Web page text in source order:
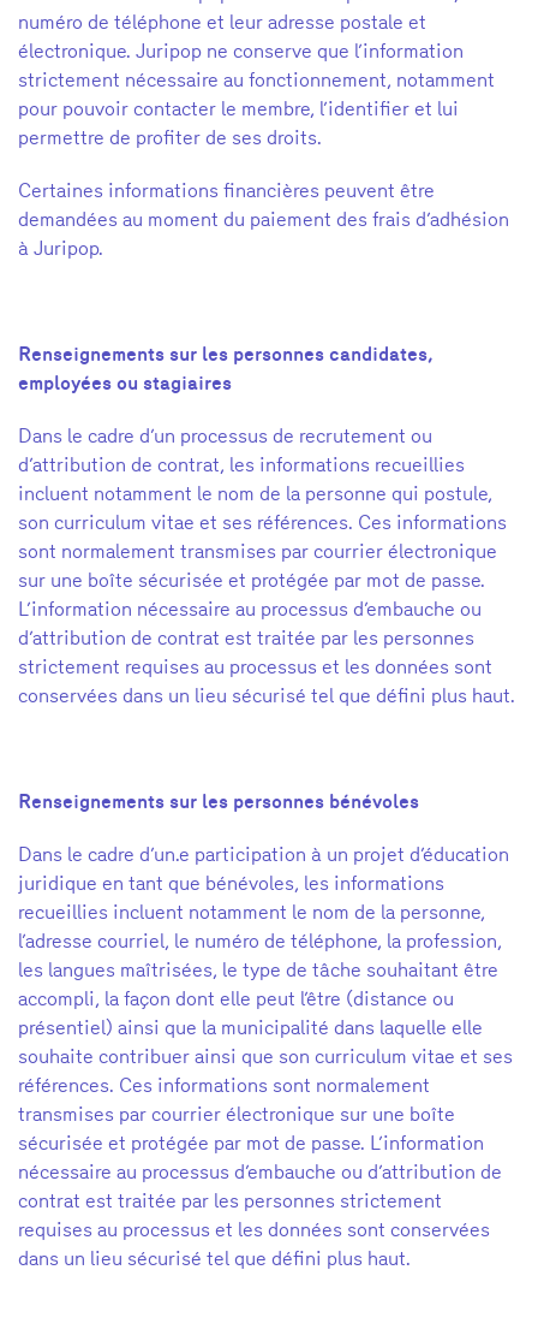
numéro de téléphone et leur adresse postale et
électronique. Juripop ne conserve que l’information
strictement nécessaire au fonctionnement, notamment
pour pouvoir contacter le membre, l’identifier et lui
permettre de profiter de ses droits.
Certaines informations financières peuvent être
demandées au moment du paiement des frais d’adhésion
à Juripop.
Renseignements sur les personnes candidates,
employées ou stagiaires
Dans le cadre d’un processus de recrutement ou
d’attribution de contrat, les informations recueillies
incluent notamment le nom de la personne qui postule,
son curriculum vitae et ses références. Ces informations
sont normalement transmises par courrier électronique
sur une boîte sécurisée et protégée par mot de passe.
L’information nécessaire au processus d’embauche ou
d’attribution de contrat est traitée par les personnes
strictement requises au processus et les données sont
conservées dans un lieu sécurisé tel que défini plus haut.
Renseignements sur les personnes bénévoles
Dans le cadre d’un.e participation à un projet d’éducation
juridique en tant que bénévoles, les informations
recueillies incluent notamment le nom de la personne,
l’adresse courriel, le numéro de téléphone, la profession,
les langues maîtrisées, le type de tâche souhaitant être
accompli, la façon dont elle peut l’être (distance ou
présentiel) ainsi que la municipalité dans laquelle elle
souhaite contribuer ainsi que son curriculum vitae et ses
références. Ces informations sont normalement
transmises par courrier électronique sur une boîte
sécurisée et protégée par mot de passe. L’information
nécessaire au processus d’embauche ou d’attribution de
contrat est traitée par les personnes strictement
requises au processus et les données sont conservées
dans un lieu sécurisé tel que défini plus haut.